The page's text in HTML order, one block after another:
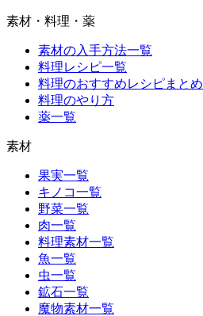
素材・料理・薬
素材の入手方法一覧
料理レシピ一覧
料理のおすすめレシピまとめ
料理のやり方
薬一覧
素材
果実一覧
キノコ一覧
野菜一覧
肉一覧
料理素材一覧
魚一覧
虫一覧
鉱石一覧
魔物素材一覧